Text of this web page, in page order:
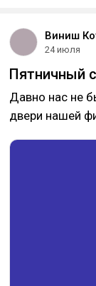
Виниш
24 июля
Пятничный
Давно нас не
двери нашей